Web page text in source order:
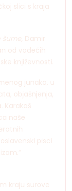
slici s kraja
šume, Damir
od vodećih
književnosti.
junaka, u
objašnjenja,
Karakaš
naše
pisci
kraju surove